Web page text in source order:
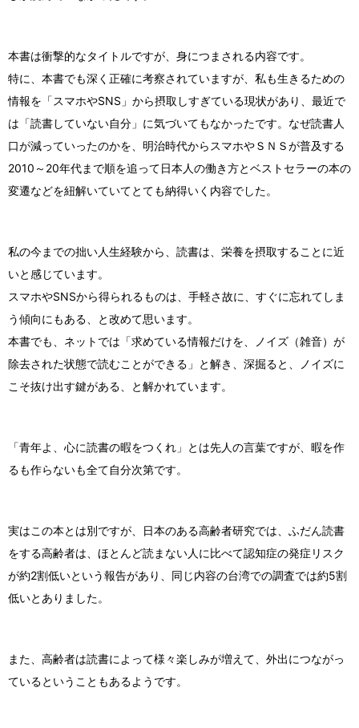
本書は衝撃的なタイトルですが、身につまされる内容です。
特に、本書でも深く正確に考察されていますが、私も生きるための
情報を「スマホやSNS」から摂取しすぎている現状があり、最近で
は「読書していない自分」に気づいてもなかったです。なぜ読書人
口が減っていったのかを、明治時代からスマホやＳＮＳが普及する
2010～20年代まで順を追って日本人の働き方とベストセラーの本の
変遷などを紐解いていてとても納得いく内容でした。
私の今までの拙い人生経験から、読書は、栄養を摂取することに近
いと感じています。
スマホやSNSから得られるものは、手軽さ故に、すぐに忘れてしま
う傾向にもある、と改めて思います。
本書でも、ネットでは「求めている情報だけを、ノイズ（雑音）が
除去された状態で読むことができる」と解き、深掘ると、ノイズに
こそ抜け出す鍵がある、と解かれています。
「青年よ、心に読書の暇をつくれ」とは先人の言葉ですが、暇を作
るも作らないも全て自分次第です。
実はこの本とは別ですが、日本のある高齢者研究では、ふだん読書
をする高齢者は、ほとんど読まない人に比べて認知症の発症リスク
が約2割低いという報告があり、同じ内容の台湾での調査では約5割
低いとありました。
また、高齢者は読書によって様々楽しみが増えて、外出につながっ
ているということもあるようです。